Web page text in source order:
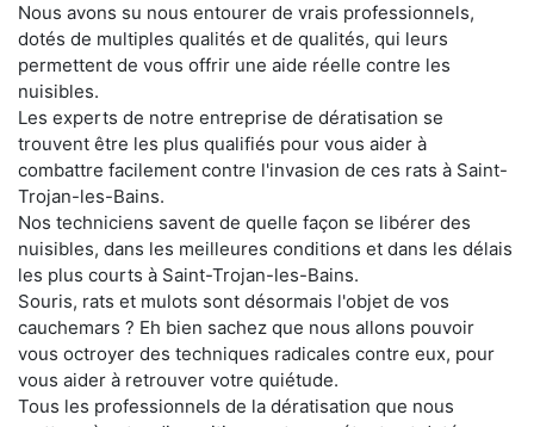
Nous avons su nous entourer de vrais professionnels,
dotés de multiples qualités et de qualités, qui leurs
permettent de vous offrir une aide réelle contre les
nuisibles.
Les experts de notre entreprise de dératisation se
trouvent être les plus qualifiés pour vous aider à
combattre facilement contre l'invasion de ces rats à Saint-
Trojan-les-Bains.
Nos techniciens savent de quelle façon se libérer des
nuisibles, dans les meilleures conditions et dans les délais
les plus courts à Saint-Trojan-les-Bains.
Souris, rats et mulots sont désormais l'objet de vos
cauchemars ? Eh bien sachez que nous allons pouvoir
vous octroyer des techniques radicales contre eux, pour
vous aider à retrouver votre quiétude.
Tous les professionnels de la dératisation que nous